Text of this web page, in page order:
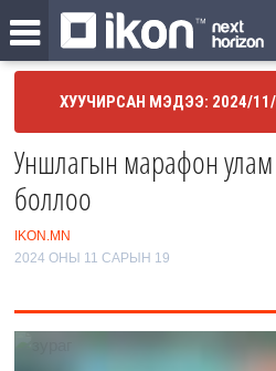
ХУУЧИРСАН МЭДЭЭ: 2024/
Уншлагын марафон
боллоо
IKON.MN
2024 ОНЫ 11 САРЫН 19